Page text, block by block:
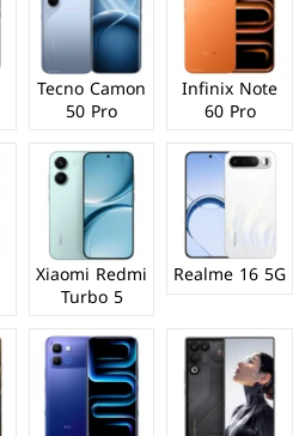
Infinix Note
60 Pro
Tecno Camon
50 Pro
Realme 16 5G
Xiaomi Redmi
Turbo 5